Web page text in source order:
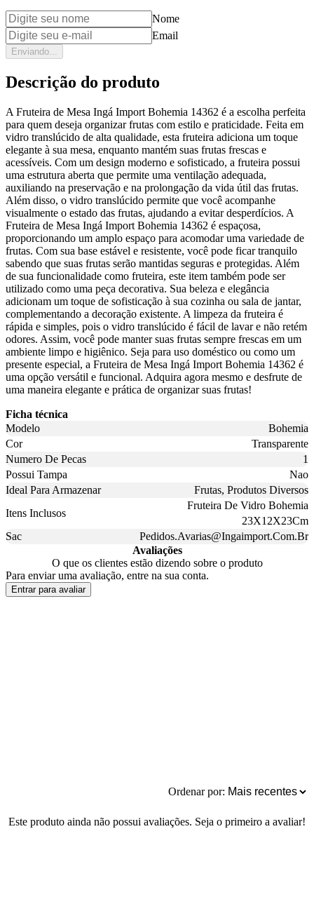
Nome
Email
Enviando...
Descrição do produto
A Fruteira de Mesa Ingá Import Bohemia 14362 é a escolha perfeita
para quem deseja organizar frutas com estilo e praticidade. Feita em
vidro translúcido de alta qualidade, esta fruteira adiciona um toque
elegante à sua mesa, enquanto mantém suas frutas frescas e
acessíveis. Com um design moderno e sofisticado, a fruteira possui
uma estrutura aberta que permite uma ventilação adequada,
auxiliando na preservação e na prolongação da vida útil das frutas.
Além disso, o vidro translúcido permite que você acompanhe
visualmente o estado das frutas, ajudando a evitar desperdícios. A
Fruteira de Mesa Ingá Import Bohemia 14362 é espaçosa,
proporcionando um amplo espaço para acomodar uma variedade de
frutas. Com sua base estável e resistente, você pode ficar tranquilo
sabendo que suas frutas serão mantidas seguras e protegidas. Além
de sua funcionalidade como fruteira, este item também pode ser
utilizado como uma peça decorativa. Sua beleza e elegância
adicionam um toque de sofisticação à sua cozinha ou sala de jantar,
complementando a decoração existente. A limpeza da fruteira é
rápida e simples, pois o vidro translúcido é fácil de lavar e não retém
odores. Assim, você pode manter suas frutas sempre frescas em um
ambiente limpo e higiênico. Seja para uso doméstico ou como um
presente especial, a Fruteira de Mesa Ingá Import Bohemia 14362 é
uma opção versátil e funcional. Adquira agora mesmo e desfrute de
uma maneira elegante e prática de organizar suas frutas!
Ficha técnica
Modelo
Bohemia
Cor
Transparente
Numero De Pecas
1
Possui Tampa
Nao
Ideal Para Armazenar
Frutas, Produtos Diversos
Itens Inclusos
Fruteira De Vidro Bohemia
23X12X23Cm
Sac
Pedidos.Avarias@Ingaimport.Com.Br
Avaliações
O que os clientes estão dizendo sobre o produto
Para enviar uma avaliação, entre na sua conta.
Entrar para avaliar
Ordenar por:
Este produto ainda não possui avaliações. Seja o primeiro a avaliar!